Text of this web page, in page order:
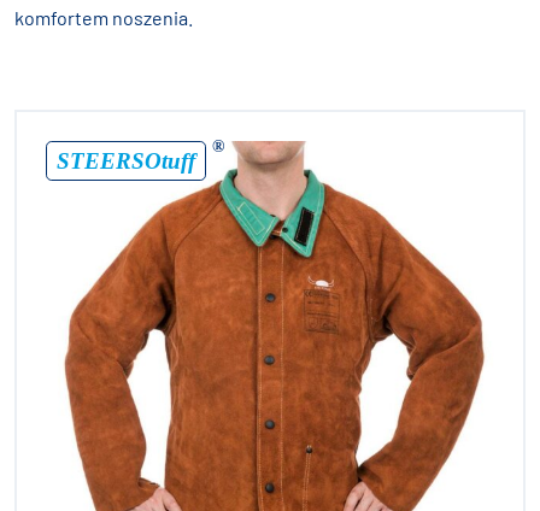
komfortem noszenia.
STEERSOtuff
®